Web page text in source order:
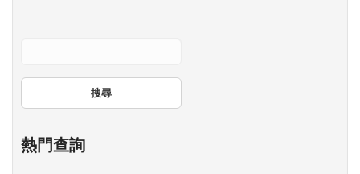
搜尋
熱門查詢